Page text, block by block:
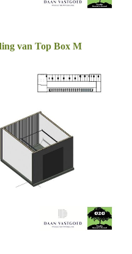
van Top Box M